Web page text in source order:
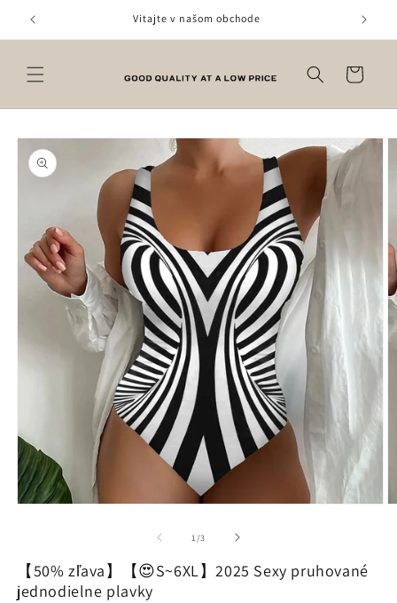
na
Vitajte v našom obchode
Košík
Prejsť na
informácie
o produkte
modálnom
okne
1/z3
【50% zľava】【😍S~6XL】2025 Sexy pruhované
jednodielne plavky